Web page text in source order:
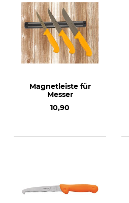
Magnetleiste für
Messer
10,90